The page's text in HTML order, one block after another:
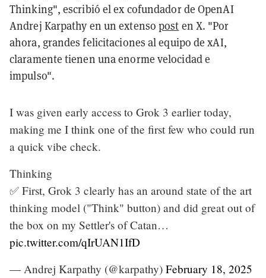
Thinking", escribió el ex cofundador de OpenAI
Andrej Karpathy en un extensopost en X. "Por
ahora, grandes felicitaciones al equipo de xAI,
claramente tienen una enorme velocidad e
impulso".
I was given early access to Grok 3 earlier today,
making me I think one of the first few who could run
a quick vibe check.
Thinking
✅ First, Grok 3 clearly has an around state of the art
thinking model ("Think" button) and did great out of
the box on my Settler's of Catan…
pic.twitter.com/qIrUAN1IfD
— Andrej Karpathy (@karpathy) February 18, 2025